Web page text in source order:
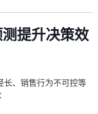
提升决策效
长、销售行为不可控等